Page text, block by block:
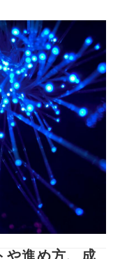
や進め方、成